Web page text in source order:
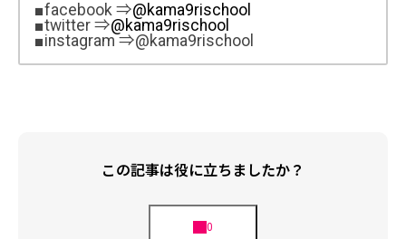
■facebook ⇒@kama9rischool
■twitter ⇒@kama9rischool
■instagram ⇒@kama9rischool
この記事は役に立ちましたか？